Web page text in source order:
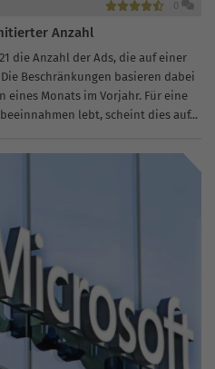
0
Anzahl
die Anzahl der Ads, die auf einer
Beschränkungen basieren dabei
eines Monats im Vorjahr. Für eine
lebt, scheint dies auf...